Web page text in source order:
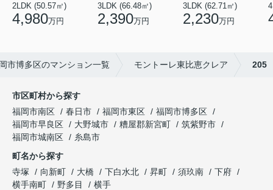
2LDK (50.57㎡)
4,980万円
3LDK (66.48㎡)
2,390万円
3LDK (62.71㎡)
2,230万円
市博多区のマンション一覧 モントーレ東比恵クレア 205
市区町村から探す
福岡市南区
春日市 福岡市東区
福岡市博多区
福岡市早良区
大野城市 糟屋郡新宮町
筑紫野市
福岡市城南区
糸島市
町名から探す
寺塚
向新町 大橋 下白水北 昇町 須玖南
下府
横手南町
野多目
横手